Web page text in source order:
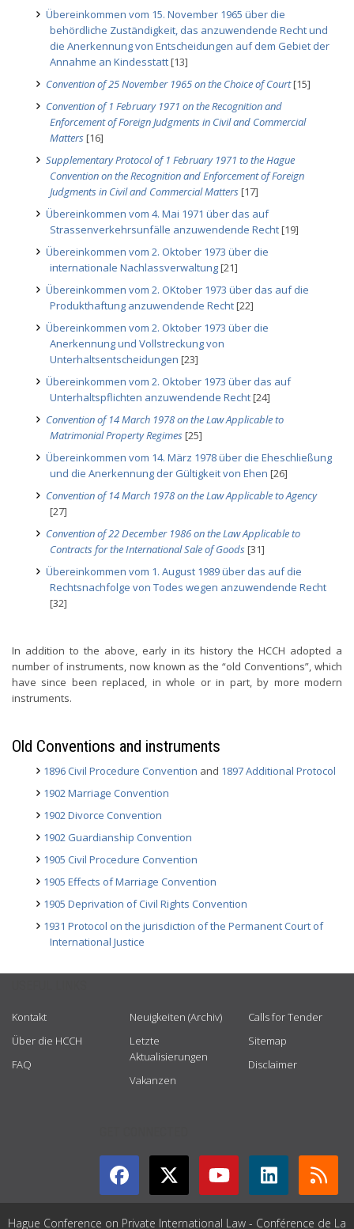
Übereinkommen vom 15. November 1965 über die
behördliche Zuständigkeit, das anzuwendende Recht und
die Anerkennung von Entscheidungen auf dem Gebiet der
Annahme an Kindesstatt[13]
Convention of 25 November 1965 on the Choice of Court[15]
Convention of 1 February 1971 on the Recognition and
Enforcement of Foreign Judgments in Civil and Commercial
Matters[16]
Supplementary Protocol of 1 February 1971 to the Hague
Convention on the Recognition and Enforcement of Foreign
Judgments in Civil and Commercial Matters[17]
Übereinkommen vom 4. Mai 1971 über das auf
Strassenverkehrsunfälle anzuwendende Recht[19]
Übereinkommen vom 2. Oktober 1973 über die
internationale Nachlassverwaltung[21]
Übereinkommen vom 2. OKtober 1973 über das auf die
Produkthaftung anzuwendende Recht[22]
Übereinkommen vom 2. Oktober 1973 über die
Anerkennung und Vollstreckung von
Unterhaltsentscheidungen [23]
Übereinkommen vom 2. Oktober 1973 über das auf
Unterhaltspflichten anzuwendende Recht[24]
Convention of 14 March 1978 on the Law Applicable to
Matrimonial Property Regimes[25]
Übereinkommen vom 14. März 1978 über die Eheschließung
und die Anerkennung der Gültigkeit von Ehen [26]
Convention of 14 March 1978 on the Law Applicable to Agency
[27]
Convention of 22 December 1986 on the Law Applicable to
Contracts for the International Sale of Goods[31]
Übereinkommen vom 1. August 1989 über das auf die
Rechtsnachfolge von Todes wegen anzuwendende Recht
[32]
In addition to the above, early in its history the HCCH adopted a
number of instruments, now known as the “old Conventions”, which
have since been replaced, in whole or in part, by more modern
instruments.
Old Conventions and instruments
1896 Civil Procedure Convention and 1897 Additional Protocol
1902 Marriage Convention
1902 Divorce Convention
1902 Guardianship Convention
1905 Civil Procedure Convention
1905 Effects of Marriage Convention
1905 Deprivation of Civil Rights Convention
1931 Protocol on the jurisdiction of the Permanent Court of
International Justice
Kontakt
Über die HCCH
FAQ
Neuigkeiten (Archiv)
Letzte
Aktualisierungen
Vakanzen
Calls for Tender
Sitemap
Disclaimer
Hague Conference on Private International Law - Conférence de La